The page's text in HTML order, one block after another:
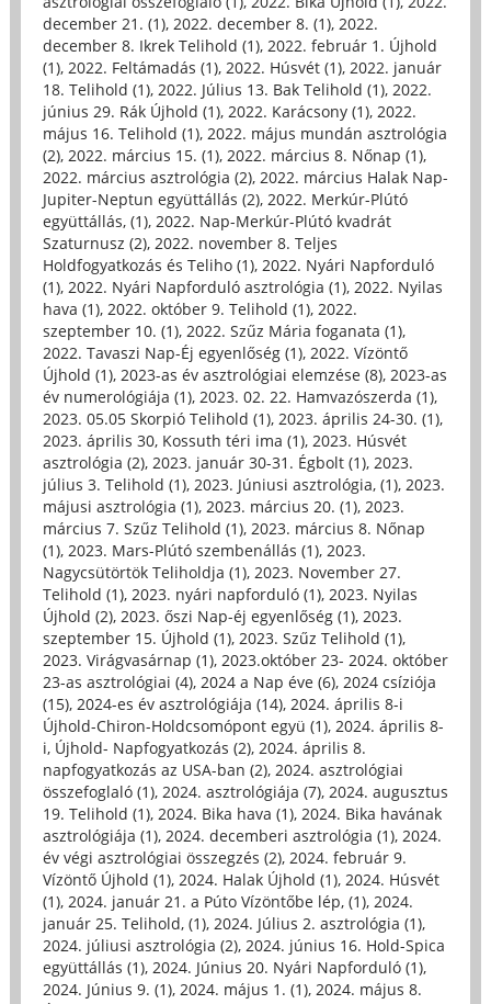
december 21. (1), 2022. december 8. (1), 2022.
december 8. Ikrek Telihold (1), 2022. február 1. Újhold
(1), 2022. Feltámadás (1), 2022. Húsvét (1), 2022. január
18. Telihold (1), 2022. Július 13. Bak Telihold (1), 2022.
június 29. Rák Újhold (1), 2022. Karácsony (1), 2022.
május 16. Telihold (1), 2022. május mundán asztrológia
(2), 2022. március 15. (1), 2022. március 8. Nőnap (1),
2022. március asztrológia (2), 2022. március Halak Nap-
Jupiter-Neptun együttállás (2), 2022. Merkúr-Plútó
együttállás, (1), 2022. Nap-Merkúr-Plútó kvadrát
Szaturnusz (2), 2022. november 8. Teljes
Holdfogyatkozás és Teliho (1), 2022. Nyári Napforduló
(1), 2022. Nyári Napforduló asztrológia (1), 2022. Nyilas
hava (1), 2022. október 9. Telihold (1), 2022.
szeptember 10. (1), 2022. Szűz Mária foganata (1),
2022. Tavaszi Nap-Éj egyenlőség (1), 2022. Vízöntő
Újhold (1), 2023-as év asztrológiai elemzése (8), 2023-as
év numerológiája (1), 2023. 02. 22. Hamvazószerda (1),
2023. 05.05 Skorpió Telihold (1), 2023. április 24-30. (1),
2023. április 30, Kossuth téri ima (1), 2023. Húsvét
asztrológia (2), 2023. január 30-31. Égbolt (1), 2023.
július 3. Telihold (1), 2023. Júniusi asztrológia, (1), 2023.
májusi asztrológia (1), 2023. március 20. (1), 2023.
március 7. Szűz Telihold (1), 2023. március 8. Nőnap
(1), 2023. Mars-Plútó szembenállás (1), 2023.
Nagycsütörtök Teliholdja (1), 2023. November 27.
Telihold (1), 2023. nyári napforduló (1), 2023. Nyilas
Újhold (2), 2023. őszi Nap-éj egyenlőség (1), 2023.
szeptember 15. Újhold (1), 2023. Szűz Telihold (1),
2023. Virágvasárnap (1), 2023.október 23- 2024. október
23-as asztrológiai (4), 2024 a Nap éve (6), 2024 csíziója
(15), 2024-es év asztrológiája (14), 2024. április 8-i
Újhold-Chiron-Holdcsomópont együ (1), 2024. április 8-
i, Újhold- Napfogyatkozás (2), 2024. április 8.
napfogyatkozás az USA-ban (2), 2024. asztrológiai
összefoglaló (1), 2024. asztrológiája (7), 2024. augusztus
19. Telihold (1), 2024. Bika hava (1), 2024. Bika havának
asztrológiája (1), 2024. decemberi asztrológia (1), 2024.
év végi asztrológiai összegzés (2), 2024. február 9.
Vízöntő Újhold (1), 2024. Halak Újhold (1), 2024. Húsvét
(1), 2024. január 21. a Púto Vízöntőbe lép, (1), 2024.
január 25. Telihold, (1), 2024. Július 2. asztrológia (1),
2024. júliusi asztrológia (2), 2024. június 16. Hold-Spica
együttállás (1), 2024. Június 20. Nyári Napforduló (1),
2024. Június 9. (1), 2024. május 1. (1), 2024. május 8.